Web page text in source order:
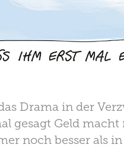
Drama in der
gesagt Geld
noch besser als in